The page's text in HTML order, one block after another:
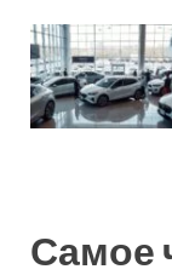
Самое